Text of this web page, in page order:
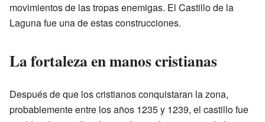
movimientos de las tropas enemigas. El Castillo de la
Laguna fue una de estas construcciones.
La fortaleza en manos cristianas
Después de que los cristianos conquistaran la zona,
probablemente entre los años 1235 y 1239, el castillo fue